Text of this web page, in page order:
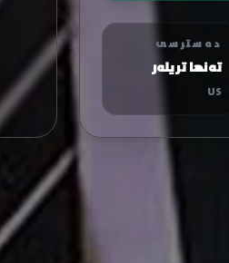
دەسترسی
تەنها تریلەر
US